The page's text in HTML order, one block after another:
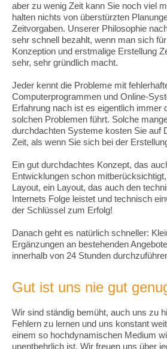
aber zu wenig Zeit kann Sie noch viel
halten nichts von überstürzten
Zeitvorgaben. Unserer Philosophie
sehr schnell bezahlt, wenn man sich
Konzeption und erstmalige Erstellung
sehr, sehr gründlich macht.
Jeder kennt die Probleme mit
Computerprogrammen und Online-
Erfahrung nach ist es eigentlich immer
solchen Problemen führt. Solche
durchdachten Systeme kosten Sie auf
Zeit, als wenn Sie sich bei der
Ein gut durchdachtes Konzept, das
Entwicklungen schon
Layout, ein Layout, das auch den
Internets Folge leistet und technisch
der Schlüssel zum Erfolg!
Danach geht es natürlich schneller:
Ergänzungen an bestehenden
innerhalb von 24 Stunden
Gut ist uns nie gut
Wir sind ständig bemüht, auch uns zu
Fehlern zu lernen und uns konstant
einem so hochdynamischen Medium
unentbehrlich ist. Wir freuen uns über